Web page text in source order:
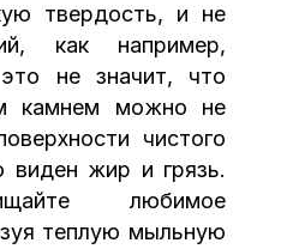
твердость, и не
как например,
не значит, что
камнем можно не
чистого
виден жир и грязь.
любимое
теплую мыльную